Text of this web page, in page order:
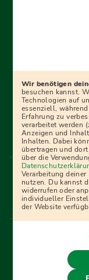
Erfolgreich
begleiten dich
Ratgebern
Videokursen
Menü Fußleiste
Impressum
Partner
AGB
Wir benötigen
besuchen kannst.
Technologien auf
essenziell,
Erfahrung zu
verarbeitet werden
Anzeigen und
Inhalten. Dabei
übertragen und
über die
Verarbeitung
nutzen. Du kannst
widerrufen oder
individueller
der Website